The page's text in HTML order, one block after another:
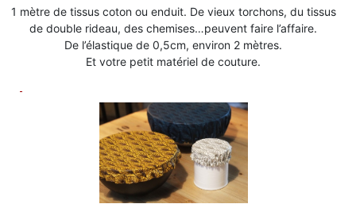
1 mètre de tissus coton ou enduit. De vieux torchons, du tissus
de double rideau, des chemises…peuvent faire l’affaire.
De l’élastique de 0,5cm, environ 2 mètres.
Et votre petit matériel de couture.